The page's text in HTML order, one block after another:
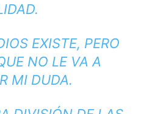
EXISTE, PERO
NO LE VA A
MI DUDA.